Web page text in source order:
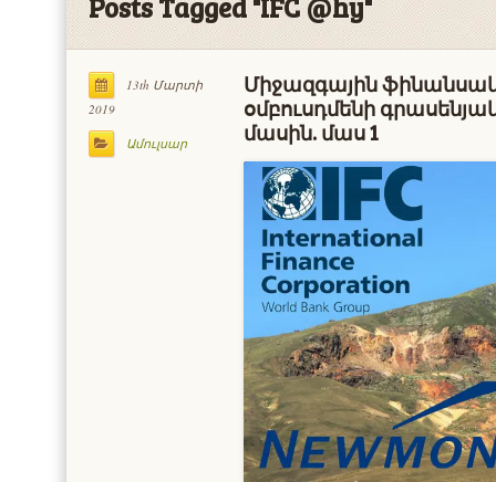
13th Մարտի
2019
Ամուլսար
Միջազգային
օմբուսդմենի
մասին. մաս 1